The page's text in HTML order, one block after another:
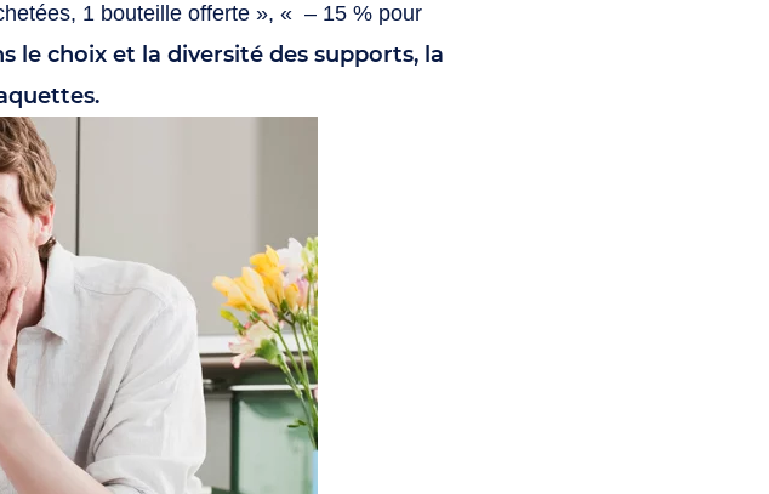
1 bouteille offerte », « – 15 % pour
le choix et la diversité des supports, la